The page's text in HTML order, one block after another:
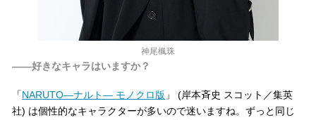
神尾楓珠
――好きなキャラはいますか？
「NARUTO―ナルト― モノクロ版 」 (岸本斉史 スコット／集英
社) は個性的なキャラクターが多いので迷いますね。ずっと同じ